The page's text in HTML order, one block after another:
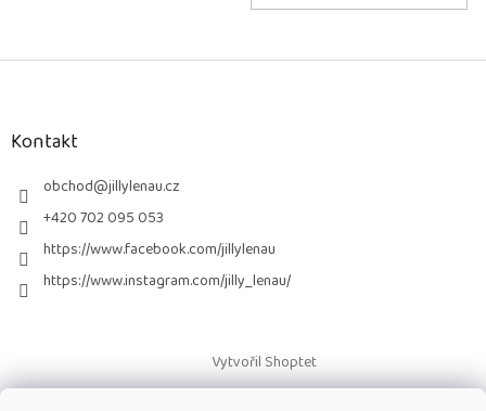
Z
Kontakt
obchod@jillylenau.cz
+420 702 095 053
https://www.facebook.com/jillylenau
https://www.instagram.com/jilly_lenau/
Vytvořil Shoptet